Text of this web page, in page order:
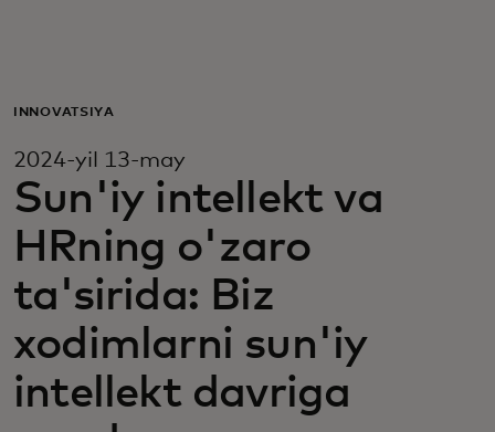
Biznes uchun
Butun dunyo uchun
Innovatorlar uchun
Yangiliklar va trendlar
INNOVATSIYA
2024-yil 13-may
Sun'iy intellekt va
HRning o'zaro
ta'sirida: Biz
xodimlarni sun'iy
intellekt davriga